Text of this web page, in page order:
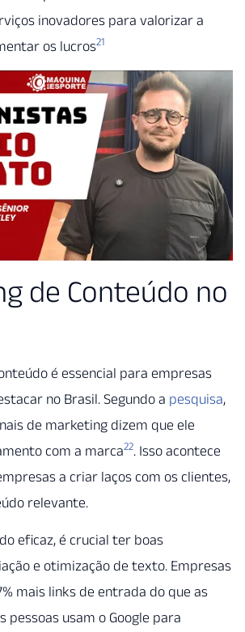
inovadores para valorizar a
os lucros21
de Conteúdo no
é essencial para empresas
no Brasil. Segundo a pesquisa,
de marketing dizem que ele
com a marca22. Isso acontece
a criar laços com os clientes,
relevante.
eficaz, é crucial ter boas
e otimização de texto. Empresas
mais links de entrada do que as
pessoas usam o Google para